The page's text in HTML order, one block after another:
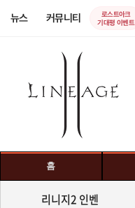
뉴스 커뮤니티
로스트아크
기대평 이벤트
홈
리니지2 인벤